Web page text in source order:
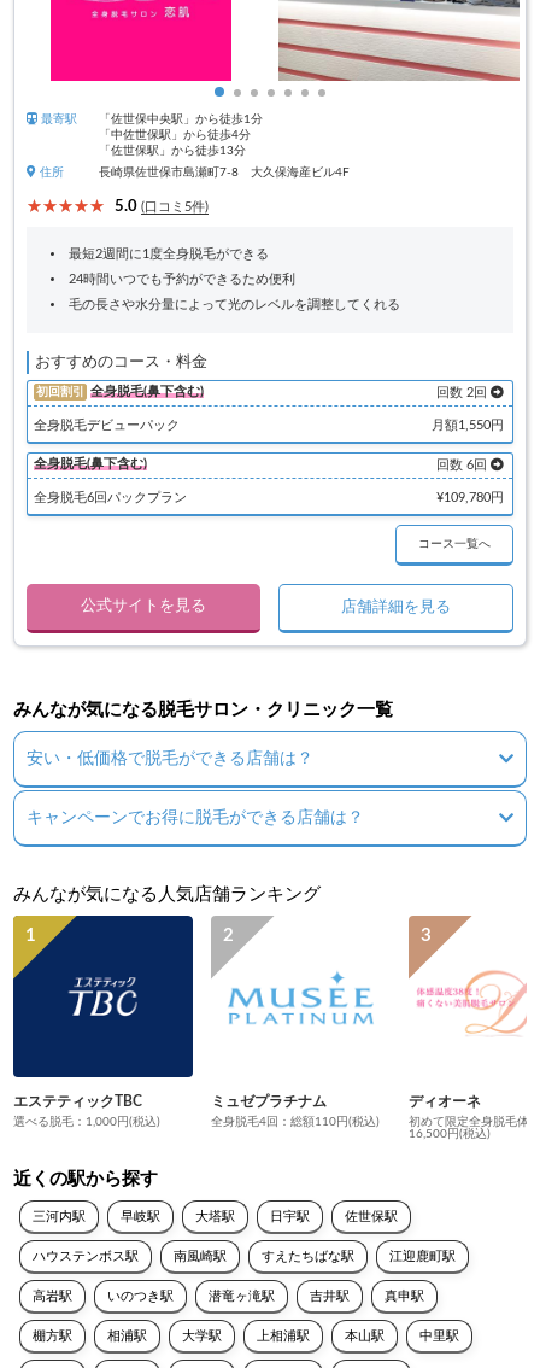
最寄駅
「佐世保中央駅」から徒歩1分
「中佐世保駅」から徒歩4分
「佐世保駅」から徒歩13分
住所
長崎県佐世保市島瀬町7-8 大久保海産ビル4F
5.0 (口コミ5件)
最短2週間に1度全身脱毛ができる
24時間いつでも予約ができるため便利
毛の長さや水分量によって光のレベルを調整してくれる
おすすめのコース・料金
初回割引 全身脱毛(鼻下含む) 回数 2回
全身脱毛デビューパック 月額1,550円
全身脱毛(鼻下含む) 回数 6回
全身脱毛6回パックプラン ¥109,780円
コース一覧へ
公式サイトを見る 店舗詳細を見る
みんなが気になる脱毛サロン・クリニック一覧
安い・低価格で脱毛ができる店舗は？
キャンペーンでお得に脱毛ができる店舗は？
みんなが気になる人気店舗ランキング
エステティックTBC
選べる脱毛：1,000円(税込)
ミュゼプラチナム
全身脱毛4回：総額110円(税込)
ディオーネ
初めて限定全身脱毛体
16,500円(税込)
近くの駅から探す
三河内駅 早岐駅 大塔駅 日宇駅 佐世保駅
ハウステンボス駅 南風崎駅 すえたちばな駅 江迎鹿町駅
高岩駅 いのつき駅 潜竜ヶ滝駅 吉井駅 真申駅
棚方駅 相浦駅 大学駅 上相浦駅 本山駅 中里駅